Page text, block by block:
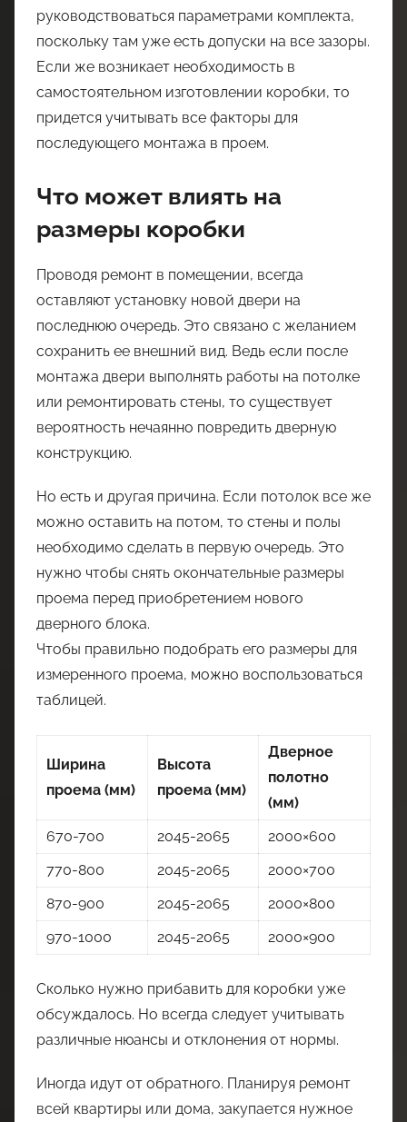
руководствоваться параметрами комплекта,
поскольку там уже есть допуски на все зазоры.
Если же возникает необходимость в
самостоятельном изготовлении коробки, то
придется учитывать все факторы для
последующего монтажа в проем.
Что может влиять на
размеры коробки
Проводя ремонт в помещении, всегда
оставляют установку новой двери на
последнюю очередь. Это связано с желанием
сохранить ее внешний вид. Ведь если после
монтажа двери выполнять работы на потолке
или ремонтировать стены, то существует
вероятность нечаянно повредить дверную
конструкцию.
Но есть и другая причина. Если потолок все же
можно оставить на потом, то стены и полы
необходимо сделать в первую очередь. Это
нужно чтобы снять окончательные размеры
проема перед приобретением нового
дверного блока.
Чтобы правильно подобрать его размеры для
измеренного проема, можно воспользоваться
таблицей.
Ширина
проема (мм)
Высота
проема (мм)
Дверное
полотно
(мм)
670-700
2045-2065
2000×600
770-800
2045-2065
2000×700
870-900
2045-2065
2000×800
970-1000
2045-2065 2000×900
Сколько нужно прибавить для коробки уже
обсуждалось. Но всегда следует учитывать
различные нюансы и отклонения от нормы.
Иногда идут от обратного. Планируя ремонт
всей квартиры или дома, закупается нужное